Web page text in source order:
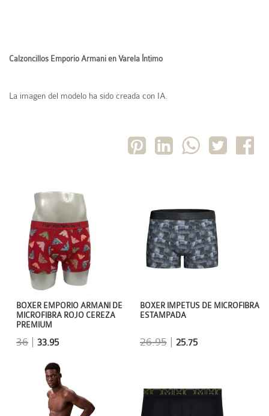
Calzoncillos Emporio Armani en Varela Íntimo
La imagen del modelo ha sido creada con IA.
BOXER IMPETUS DE MICROFIBRA
ESTAMPADA
26.95| 25.75
BOXER EMPORIO ARMANI DE
MICROFIBRA ROJO CEREZA
PREMIUM
36 |33.95